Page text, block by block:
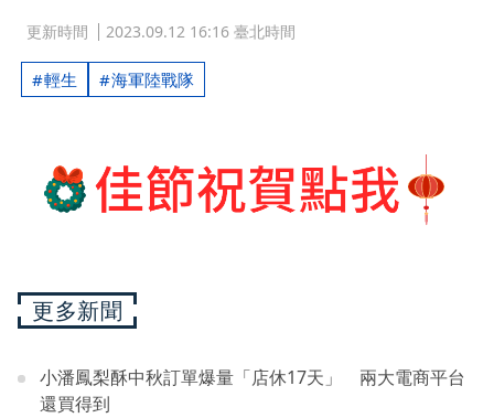
更新時間 2023.09.12 16:16 臺北時間
輕生 海軍陸戰隊
更多新聞
小潘鳳梨酥中秋訂單爆量「店休17天」 兩大電商平台
還買得到